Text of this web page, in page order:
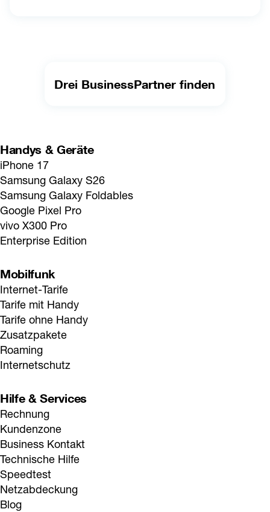
Drei BusinessPartner finden
Handys & Geräte
iPhone 17
Samsung Galaxy S26
Samsung Galaxy Foldables
Google Pixel Pro
vivo X300 Pro
Enterprise Edition
Mobilfunk
Internet-Tarife
Tarife mit Handy
Tarife ohne Handy
Zusatzpakete
Roaming
Internetschutz
Hilfe & Services
Rechnung
Kundenzone
Business Kontakt
Technische Hilfe
Speedtest
Netzabdeckung
Blog